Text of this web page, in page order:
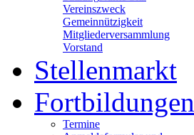
Vereinszweck
Gemeinnützigkeit
Mitgliederversammlung
Vorstand
Stellenmarkt
Fortbildungen
Termine